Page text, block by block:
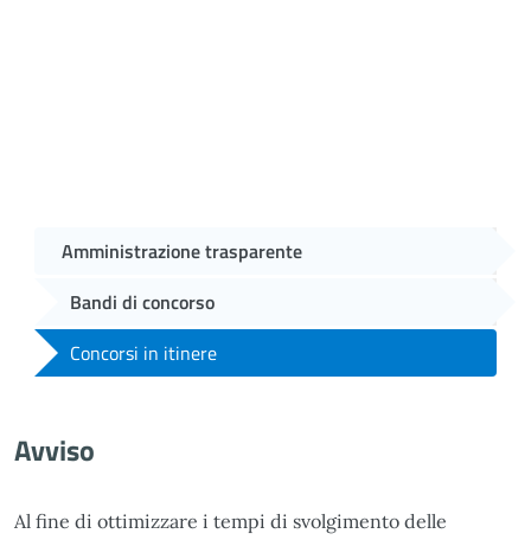
Amministrazione trasparente
Bandi di concorso
Concorsi in itinere
Avviso
Al fine di ottimizzare i tempi di svolgimento delle